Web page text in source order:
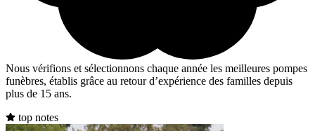
Nous vérifions et sélectionnons chaque année les meilleures pompes
funèbres, établis grâce au retour d’expérience des familles depuis
plus de 15 ans.
top notes